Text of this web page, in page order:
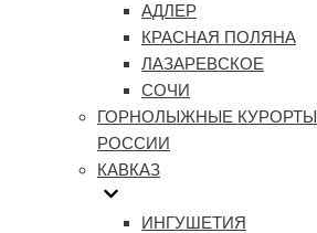
АДЛЕР
КРАСНАЯ ПОЛЯНА
ЛАЗАРЕВСКОЕ
СОЧИ
ГОРНОЛЫЖНЫЕ КУРОРТЫ
РОССИИ
КАВКАЗ
ИНГУШЕТИЯ